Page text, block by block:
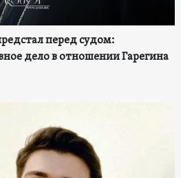
перед судом:
дело в отношении Гарегина